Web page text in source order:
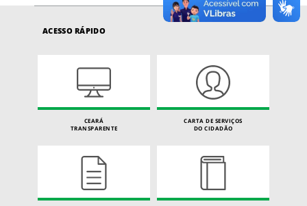
ACESSO RÁPIDO
CEARÁ
TRANSPARENTE
CARTA DE SERVIÇOS
DO CIDADÃO